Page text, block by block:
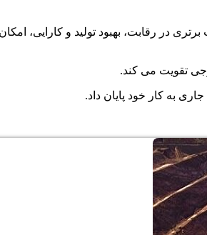
در رقابت، بهبود تولید و کارایی،
تقویت می کند.